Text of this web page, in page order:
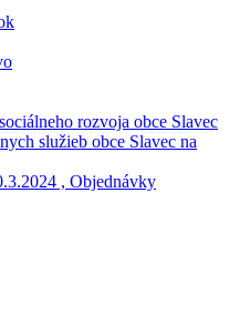
rozvoja obce Slavec
služieb obce Slavec na
, Objednávky